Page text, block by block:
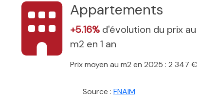
Appartements
+5.16% d'évolution du prix au
m2 en 1 an
Prix moyen au m2 en 2025 : 2 347 €
Source : FNAIM